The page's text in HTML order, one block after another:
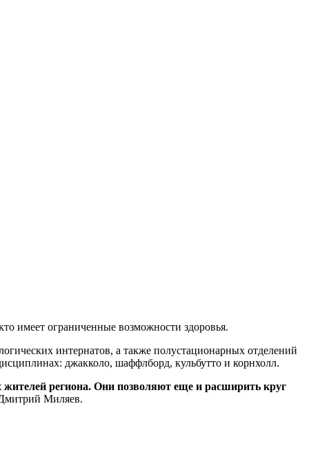
имеет ограниченные возможности здоровья.
интернатов, а также полустационарных отделений
джакколо, шаффлборд, кульбутто и корнхолл.
региона. Они позволяют еще и расширить круг
Дмитрий Миляев.